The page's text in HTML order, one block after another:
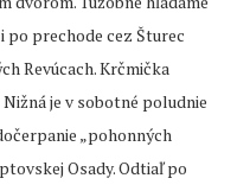
po prechode cez Šturec
Revúcach. Krčmička
je v sobotné poludnie
„pohonných
Osady. Odtiaľ po